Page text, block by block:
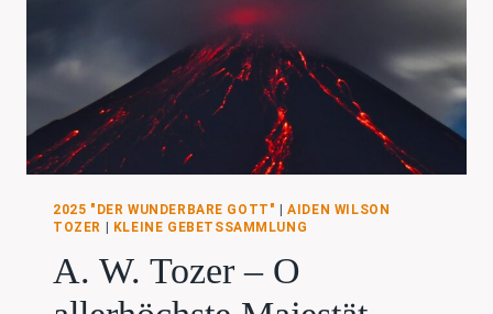
2025 "DER WUNDERBARE GOTT" |AIDEN WILSON
TOZER
KLEINE GEBETSSAMMLUNG
A. W. Tozer – O